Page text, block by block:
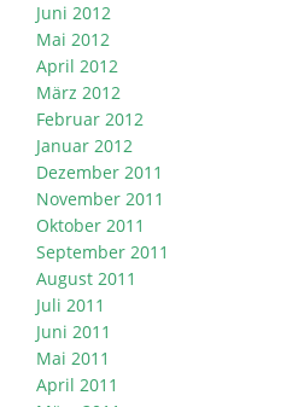
Juni 2012
Mai 2012
April 2012
März 2012
Februar 2012
Januar 2012
Dezember 2011
November 2011
Oktober 2011
September 2011
August 2011
Juli 2011
Juni 2011
Mai 2011
April 2011